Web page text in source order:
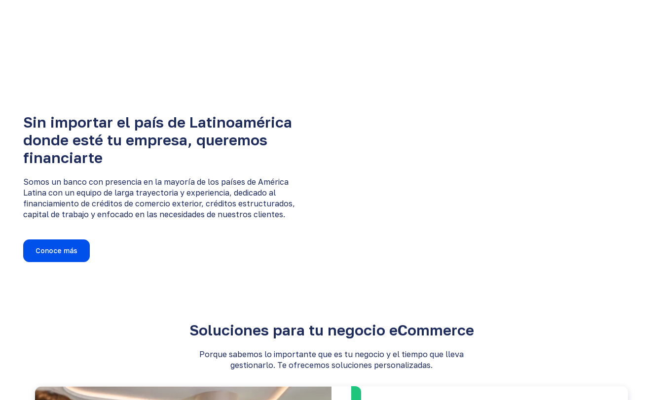
Sin importar el país de Latinoamérica
donde esté tu empresa, queremos
financiarte
Somos un banco con presencia en la mayoría de los países de América
Latina con un equipo de larga trayectoria y experiencia, dedicado al
financiamiento de créditos de comercio exterior, créditos estructurados,
capital de trabajo y enfocado en las necesidades de nuestros clientes.
Conoce más
Soluciones para tu negocio eCommerce
Porque sabemos lo importante que es tu negocio y el tiempo que lleva
gestionarlo. Te ofrecemos soluciones personalizadas.